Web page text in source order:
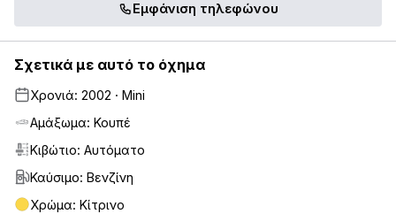
Εμφάνιση τηλεφώνου
Σχετικά με αυτό το όχημα
Χρονιά: 2002 · Mini
Αμάξωμα: Κουπέ
Κιβώτιο: Αυτόματο
Καύσιμο: Βενζίνη
Χρώμα: Κίτρινο